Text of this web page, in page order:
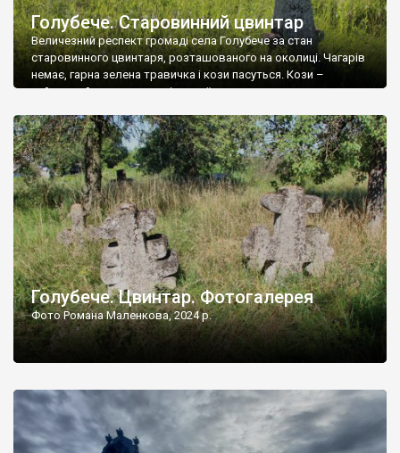
Голубече. Старовинний цвинтар
Величезний респект громаді села Голубече за стан
старовинного цвинтаря, розташованого на околиці. Чагарів
немає, гарна зелена травичка і кози пасуться. Кози –
найкращий регулятор шкідливої, для старих кладовищ,
бруньками, кози ті бруньки обгризають, бо то улюблений
делікатес. На цвинтарі у Голубечому ціла колекція
різноманітних форм хрестів. Село відносно невелике, […]
Голубече. Цвинтар. Фотогалерея
Фото Романа Маленкова, 2024 р.